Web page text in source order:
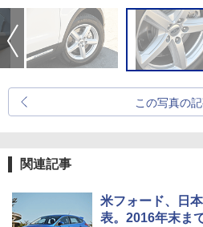
この写真の
関連記事
米フォード、日
表。2016年末ま